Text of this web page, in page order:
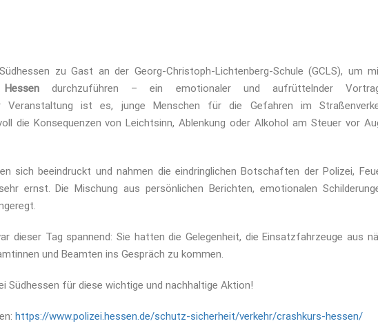
zu Gast an der Georg-Christoph-Lichtenberg-Schule (GCLS), um
durchzuführen – ein emotionaler und aufrüttelnder
Veranstaltung ist es, junge Menschen für die Gefahren im
die Konsequenzen von Leichtsinn, Ablenkung oder Alkohol am Steuer vor
sich beeindruckt und nahmen die eindringlichen Botschaften der Polizei,
ernst. Die Mischung aus persönlichen Berichten, emotionalen
dieser Tag spannend: Sie hatten die Gelegenheit, die Einsatzfahrzeuge aus
und Beamten ins Gespräch zu kommen.
Südhessen für diese wichtige und nachhaltige Aktion!
https://www.polizei.hessen.de/schutz-sicherheit/verkehr/crashkurs-hessen/